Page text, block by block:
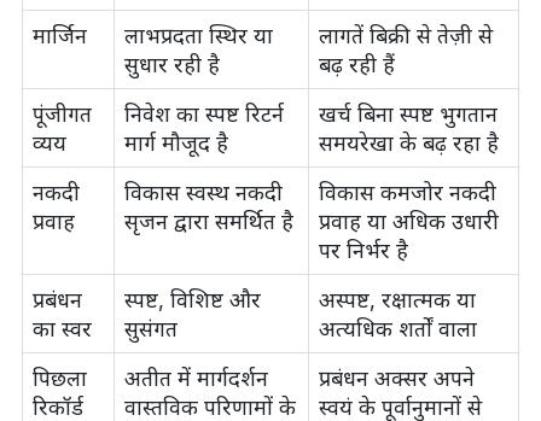
मार्जिन
लाभप्रदता स्थिर या
सुधार रही है
लागतें बिक्री से तेज़ी से
बढ़ रही हैं
पूंजीगत
व्यय
निवेश का स्पष्ट रिटर्न
मार्ग मौजूद है
खर्च बिना स्पष्ट भुगतान
समयरेखा के बढ़ रहा है
नकदी
प्रवाह
विकास स्वस्थ नकदी
सृजन द्वारा समर्थित है
विकास कमजोर नकदी
प्रवाह या अधिक उधारी
पर निर्भर है
प्रबंधन
का स्वर
स्पष्ट, विशिष्ट और
सुसंगत
अस्पष्ट, रक्षात्मक या
अत्यधिक शर्तों वाला
पिछला
रिकॉर्ड
अतीत में मार्गदर्शन
वास्तविक परिणामों के
प्रबंधन अक्सर अपने
स्वयं के पूर्वानुमानों से